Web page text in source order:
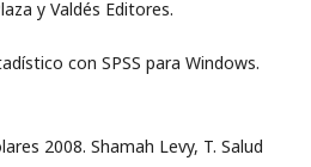
y Valdés Editores.
con SPSS para Windows.
2008. Shamah Levy, T. Salud